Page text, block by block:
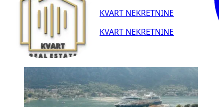
KVART NEKRETNINE
KVART NEKRETNINE